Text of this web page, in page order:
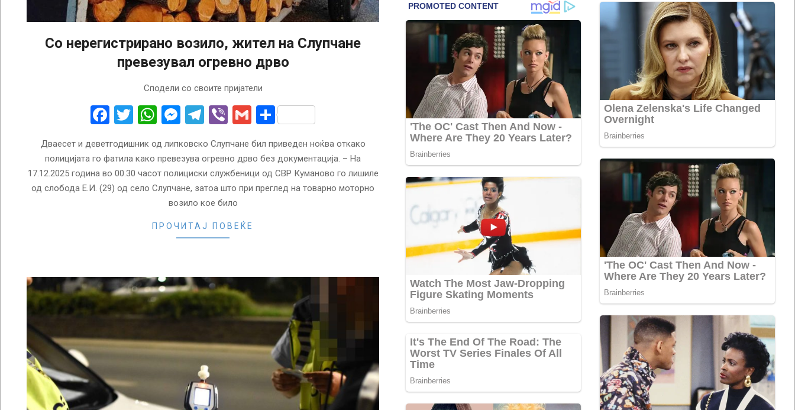
Со нерегистрирано возило, жител на Слупчане
превезувал огревно дрво
Сподели со своите пријатели
Facebook
Twitter
WhatsApp
Messenger
Telegram
ViberGmailShare
Дваесет и деветгодишник од липковско Слупчане бил приведен ноќва откако
полицијата го фатила како превезува огревно дрво без документација. – На
17.12.2025 година во 00.30 часот полициски службеници од СВР Куманово го лишиле
од слобода Е.И. (29) од село Слупчане, затоа што при преглед на товарно моторно
возило кое било
ПРОЧИТАЈ ПОВЕЌЕ